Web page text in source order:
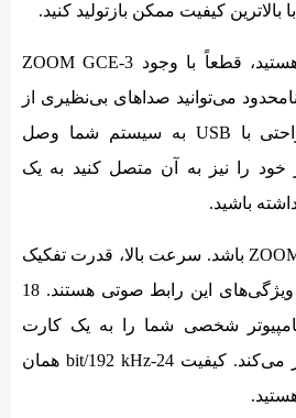
اگر اهل گیتار الکتریک هستید، قطعاً با وجود ZOOM GCE-3
می‌توانید صداهای بی‌نظیری از
گیتار خود بشنوید. به راحتی با USB به سیستم شما وصل
را نیز به آن متصل کنید به یک
باشید.
شاید هم نیاز به ZOOM UAC-8 باشد. سرعت بالا، قدرت تفکیک
بالا و تاخیر بسیار کم از ویژگی‌های این رابط صوتی هستند. 18
کامپیوتر شخصی شما را به یک کارت
صدای شگفت‌انگیز مجهز می‌کند. کیفیت 24-bit/192 kHz همان